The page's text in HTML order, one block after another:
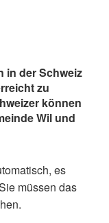
in der Schweiz
zu
können
Wil und
es
müssen das